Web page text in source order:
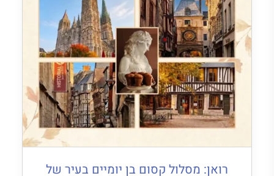
רואן: מסלול קסום בן יומיים בעיר של